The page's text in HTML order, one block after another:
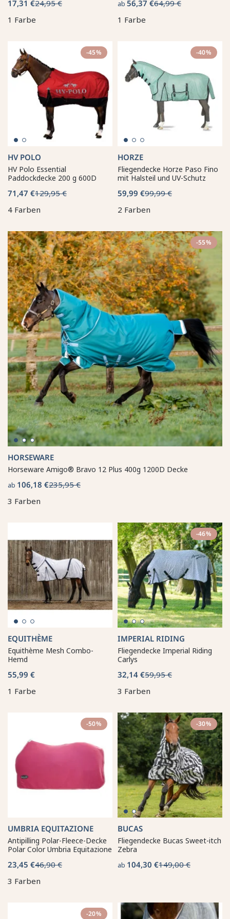
17,31 €24,95 €
1 Farbe
ab 56,37 €64,99 €
1 Farbe
-45%
HV POLO
HV Polo Essential
Paddockdecke 200 g 600D
71,47 €129,95 €
4 Farben
-40%
HORZE
Fliegendecke Horze Paso Fino
mit Halsteil und UV-Schutz
59,99 €99,99 €
2 Farben
-55%
HORSEWARE
Horseware Amigo® Bravo 12 Plus 400g 1200D Decke
ab 106,18 €235,95 €
3 Farben
EQUITHÈME
Equithème Mesh Combo-
Hemd
55,99 €
1 Farbe
-46%
IMPERIAL RIDING
Fliegendecke Imperial Riding
Carlys
32,14 €59,95 €
3 Farben
-50%
UMBRIA EQUITAZIONE
Antipilling Polar-Fleece-Decke
Polar Color Umbria Equitazione
23,45 €46,90 €
3 Farben
-30%
BUCAS
Fliegendecke Bucas Sweet-itch
Zebra
ab 104,30 €149,00 €
-20%